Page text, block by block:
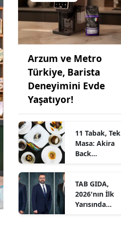
Arzum ve Metro
Türkiye, Barista
Deneyimini Evde
Yaşatıyor!
11 Tabak, Tek
Masa: Akira
Back
Chef’s Table
TAB GIDA,
2026'nın İlk
Yarısında